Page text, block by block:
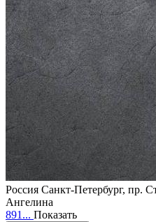
Россия Санкт-Петербург, пр.
Ангелина
891... Показать